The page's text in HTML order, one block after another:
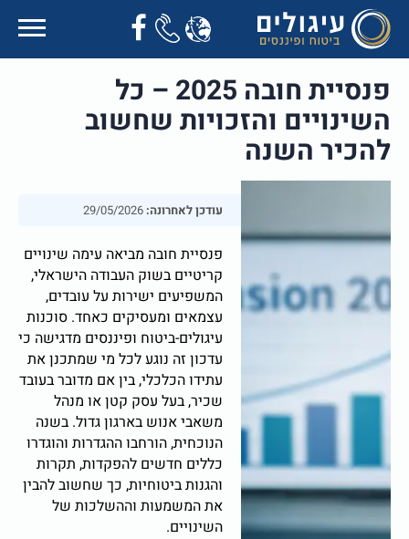
פנסיית חובה 2025 – כל
השינויים והזכויות שחשוב
להכיר השנה
עודכן לאחרונה:
פנסיית חובה מביאה עימה שינויים
קריטיים בשוק העבודה הישראלי,
המשפיעים ישירות על עובדים,
עצמאים ומעסיקים כאחד. סוכנות
עיגולים-ביטוח ופיננסים מדגישה כי
עדכון זה נוגע לכל מי שמתכנן את
עתידו הכלכלי, בין אם מדובר בעובד
שכיר, בעל עסק קטן או מנהל
משאבי אנוש בארגון גדול. בשנה
הנוכחית, הורחבו ההגדרות והוגדרו
כללים חדשים להפקדות, תקרות
והגנות ביטוחיות, כך שחשוב להבין
את המשמעות וההשלכות של
השינויים.